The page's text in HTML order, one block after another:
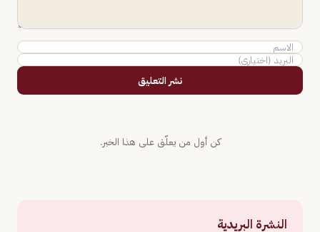
نشر التعليق
كن أول من يعلّق على هذا الخبر.
النشرة البريدية